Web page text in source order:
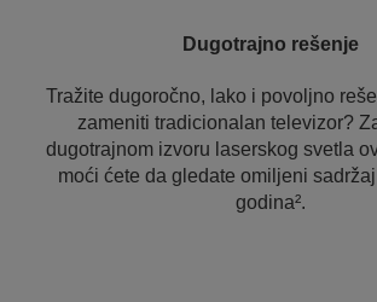
Dugotrajno rešenje
Tražite dugoročno, lako i povoljno
zameniti tradicionalan televizor?
dugotrajnom izvoru laserskog svetla
moći ćete da gledate omiljeni
godina².